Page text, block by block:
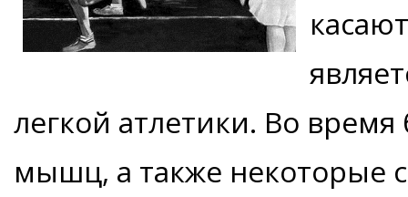
легкой атлетики. Во
мышц, а также некоторые